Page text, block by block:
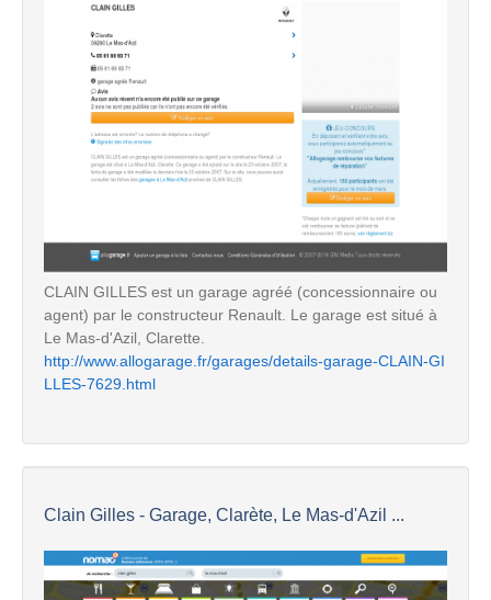
CLAIN GILLES est un garage agréé (concessionnaire ou
agent) par le constructeur Renault. Le garage est situé à
Le Mas-d'Azil, Clarette.
http://www.allogarage.fr/garages/details-garage-CLAIN-GI
LLES-7629.html
Clain Gilles - Garage, Clarète, Le Mas-d'Azil ...